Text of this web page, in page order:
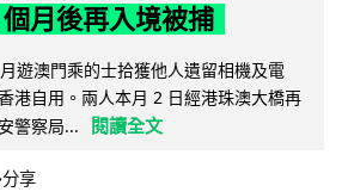
月後再入境被捕
遊澳門乘的士拾獲他人遺留相機及電
港自用。兩人本月 2 日經港珠澳大橋再
警察局...
閱讀全文
分享